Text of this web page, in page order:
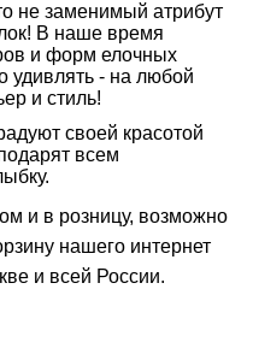
не заменимый атрибут
В наше время
и форм елочных
удивлять - на любой
и стиль!
своей красотой
всем
и в розницу, возможно
нашего интернет
и всей России.